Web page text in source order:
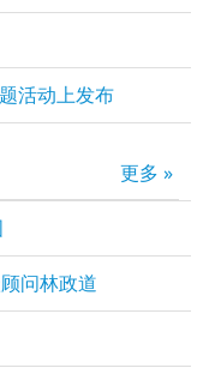
活动上发布
更多 »
问林政道